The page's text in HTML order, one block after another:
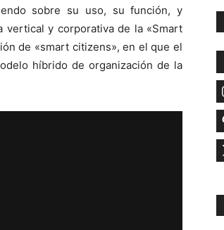
sobre su uso, su función, y
vertical y corporativa de la «Smart
de «smart citizens», en el que el
híbrido de organización de la